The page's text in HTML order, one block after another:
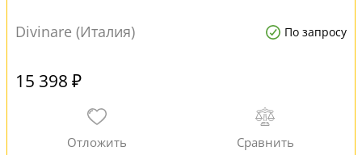
Divinare (Италия) По запросу
15 398 ₽